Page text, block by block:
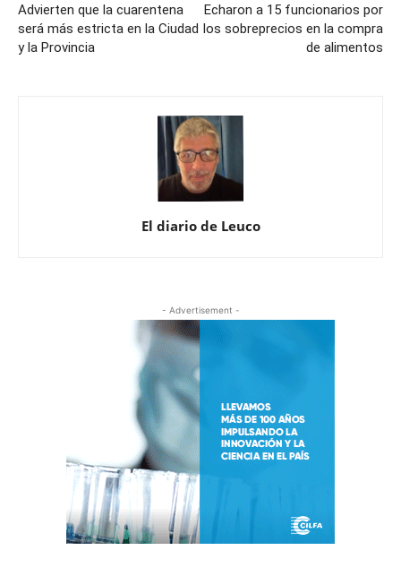
Advierten que la cuarentena
será más estricta en la Ciudad
y la Provincia
Echaron a 15 funcionarios por
los sobreprecios en la compra
de alimentos
El diario de Leuco
- Advertisement -